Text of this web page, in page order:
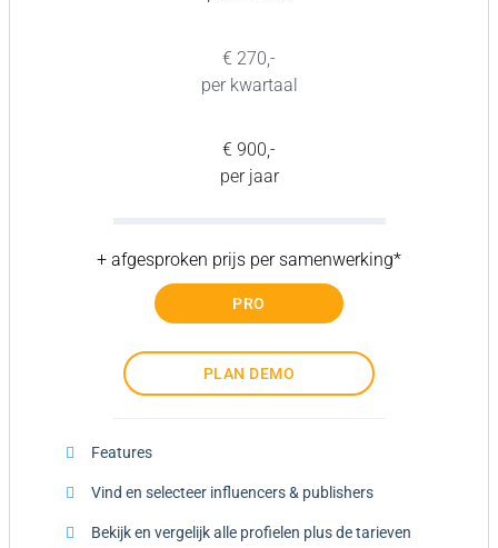
€ 270,-
per kwartaal
€ 900,-
per jaar
+ afgesproken prijs per samenwerking*
PRO
PLAN DEMO
Features
Vind en selecteer influencers & publishers
Bekijk en vergelijk alle profielen plus de tarieven​